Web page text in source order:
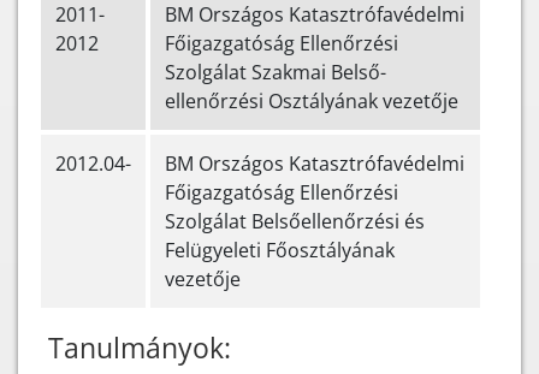
2011-
2012
BM Országos Katasztrófavédelmi
Főigazgatóság Ellenőrzési
Szolgálat Szakmai Belső-
ellenőrzési Osztályának vezetője
2012.04-
BM Országos Katasztrófavédelmi
Főigazgatóság Ellenőrzési
Szolgálat Belsőellenőrzési és
Felügyeleti Főosztályának
vezetője
Tanulmányok: